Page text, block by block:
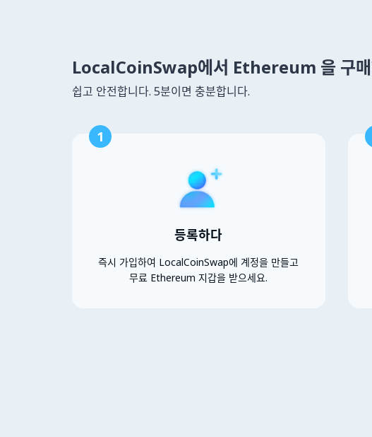
LocalCoinSwap에서 Ethereum 을 구매
쉽고 안전합니다. 5분이면 충분합니다.
1
등록하다
즉시 가입하여 LocalCoinSwap에 계정을 만들고
무료 Ethereum 지갑을 받으세요.